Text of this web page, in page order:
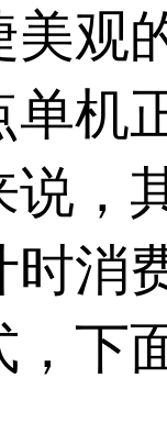
美观
机
，
消
下